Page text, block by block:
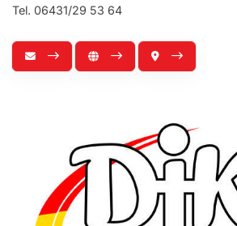
Tel. 06431/29 53 64